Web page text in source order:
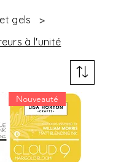
gels >
à l'unité
Nouveauté